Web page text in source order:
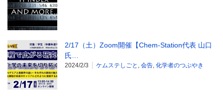
2/17（土）Zoom開催【Chem-Station代表 山口
氏…
2024/2/3 ケムステしごと , 会告, 化学者のつぶやき